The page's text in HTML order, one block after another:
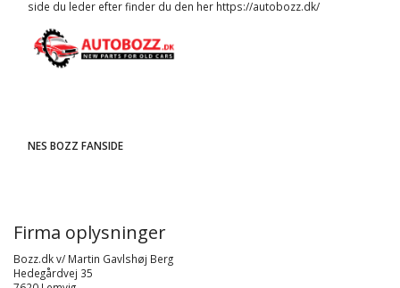
side du leder efter finder du den her https://autobozz.dk/
NES BOZZ FANSIDE
Firma oplysninger
Bozz.dk v/ Martin Gavlshøj Berg
Hedegårdvej 35